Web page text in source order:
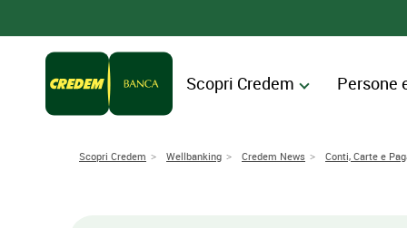
Scopri Credem Persone
Scopri Credem Wellbanking Credem News Conti, Carte e